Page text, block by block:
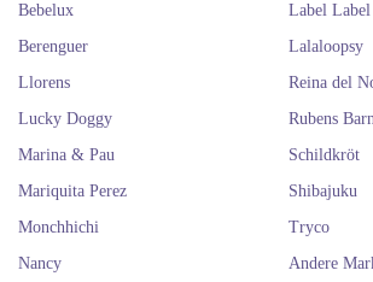
Bebelux
Berenguer
Label Label
Lalaloopsy
Llorens
Lucky Doggy
Marina & Pau
Mariquita Perez
Monchhichi
Nancy
Reina del
Rubens
Schildkröt
Shibajuku
Tryco
Andere